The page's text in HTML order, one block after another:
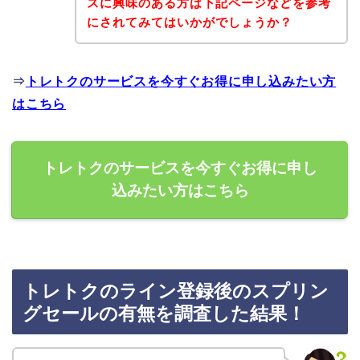
スに興味のある方は下記ページなどを参考
にされてみてはいかがでしょうか？
⇒ トレトクのサービスを今すぐお得に申し込みたい方
はこちら
トレトクのサービスを今すぐお得に申し
込みたい方はこちら
トレトクのライン登録後のスプリン
グセールの有無を調査した結果！